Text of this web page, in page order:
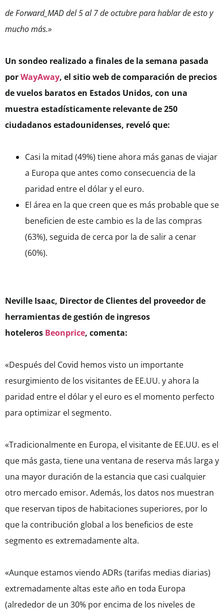
de Forward_MAD del 5 al 7 de octubre para hablar de esto y
mucho más.»
Un sondeo realizado a finales de la semana pasada
porWayAway, el sitio web de comparación de precios
de vuelos baratos en Estados Unidos, con una
muestra estadísticamente relevante de 250
ciudadanos estadounidenses, reveló que:
Casi la mitad (49%) tiene ahora más ganas de viajar
a Europa que antes como consecuencia de la
paridad entre el dólar y el euro.
El área en la que creen que es más probable que se
beneficien de este cambio es la de las compras
(63%), seguida de cerca por la de salir a cenar
(60%).
Neville Isaac, Director de Clientes del proveedor de
herramientas de gestión de ingresos
hoteleros Beonprice, comenta:
«Después del Covid hemos visto un importante
resurgimiento de los visitantes de EE.UU. y ahora la
paridad entre el dólar y el euro es el momento perfecto
para optimizar el segmento.
«Tradicionalmente en Europa, el visitante de EE.UU. es el
que más gasta, tiene una ventana de reserva más larga y
una mayor duración de la estancia que casi cualquier
otro mercado emisor. Además, los datos nos muestran
que reservan tipos de habitaciones superiores, por lo
que la contribución global a los beneficios de este
segmento es extremadamente alta.
«Aunque estamos viendo ADRs (tarifas medias diarias)
extremadamente altas este año en toda Europa
(alrededor de un 30% por encima de los niveles de